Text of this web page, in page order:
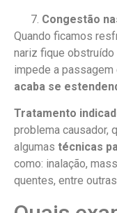
Congestão
Quando ficamos
nariz fique
impede a passagem
acaba se
Tratamento
problema causador,
algumas técnicas
como: inalação,
quentes, entre